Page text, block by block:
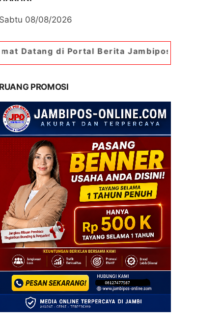
Sabtu 08/08/2026
di Portal Berita Jambipos Online. Portal Berita
RUANG PROMOSI